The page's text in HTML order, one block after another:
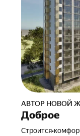
АВТОР НОВОЙ
Доброе
Строится•